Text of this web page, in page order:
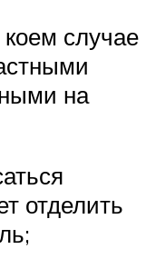
случае
на
отделить